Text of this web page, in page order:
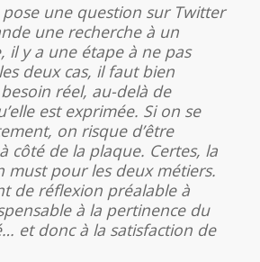
pose une question sur Twitter
une recherche à un
il y a une étape à ne pas
deux cas, il faut bien
réel, au-delà de
est exprimée. Si on se
on risque d’être
côté de la plaque. Certes, la
must pour les deux métiers.
de réflexion préalable à
à la pertinence du
et donc à la satisfaction de